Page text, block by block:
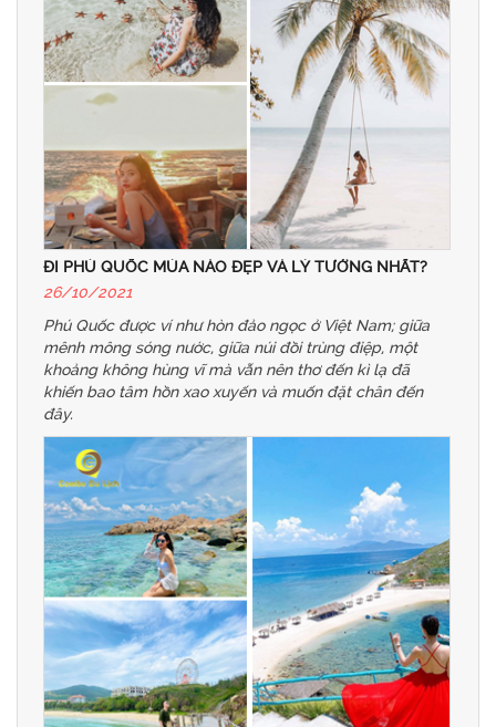
ĐI PHÚ QUỐC MÙA NÀO ĐẸP VÀ LÝ TƯỞNG NHẤT?
26/10/2021
Phú Quốc được ví như hòn đảo ngọc ở Việt Nam; giữa
mênh mông sóng nước, giữa núi đồi trùng điệp, một
khoảng không hùng vĩ mà vẫn nên thơ đến kì lạ đã
khiến bao tâm hồn xao xuyến và muốn đặt chân đến
đây.